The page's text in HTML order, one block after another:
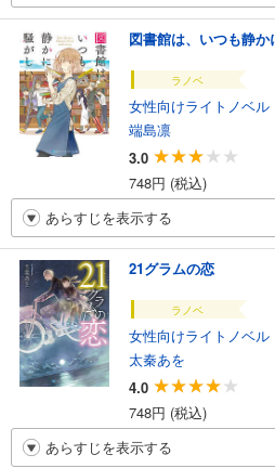
図書館は、いつも静か
ラノベ
女性向けライトノベル
端島凛
3.0
748円 (税込)
あらすじを表示する
21グラムの恋
ラノベ
女性向けライトノベル
太秦あを
4.0
748円 (税込)
あらすじを表示する